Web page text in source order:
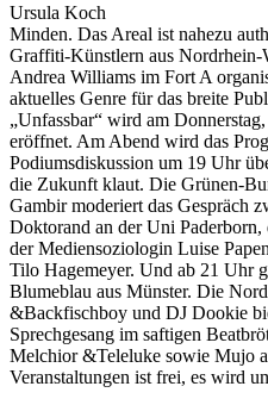
Ursula Koch
Minden. Das Areal ist nahezu
Graffiti-Künstlern aus Nordrhein-
Andrea Williams im Fort A
aktuelles Genre für das breite
„Unfassbar“ wird am
eröffnet. Am Abend wird das
Podiumsdiskussion um 19 Uhr
die Zukunft klaut. Die Grünen-
Gambir moderiert das Gespräch
Doktorand an der Uni
der Mediensoziologin Luise
Tilo Hagemeyer. Und ab 21 Uhr
Blumeblau aus Münster. Die
&Backfischboy und DJ Dookie
Sprechgesang im saftigen
Melchior &Teleluke sowie Mujo
Veranstaltungen ist frei, es wird